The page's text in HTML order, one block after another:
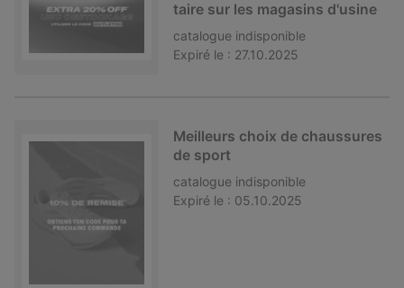
taire sur les magasins d'usine
catalogue indisponible
Expiré le : 27.10.2025
Meilleurs choix de chaussures
de sport
catalogue indisponible
Expiré le : 05.10.2025